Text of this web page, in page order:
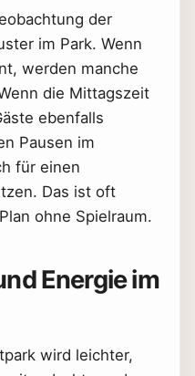
der
im Park. Wenn
werden manche
die Mittagszeit
ebenfalls
Pausen im
für einen
Das ist oft
ohne Spielraum.
Energie im
wird leichter,